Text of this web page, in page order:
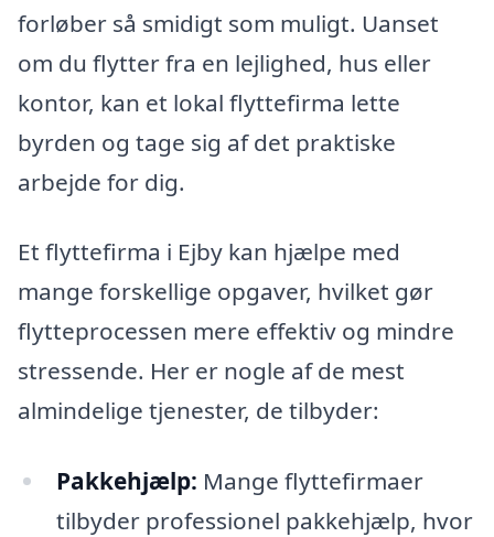
forløber så smidigt som muligt. Uanset
om du flytter fra en lejlighed, hus eller
kontor, kan et lokal flyttefirma lette
byrden og tage sig af det praktiske
arbejde for dig.
Et flyttefirma i Ejby kan hjælpe med
mange forskellige opgaver, hvilket gør
flytteprocessen mere effektiv og mindre
stressende. Her er nogle af de mest
almindelige tjenester, de tilbyder:
Pakkehjælp: Mange flyttefirmaer
tilbyder professionel pakkehjælp, hvor